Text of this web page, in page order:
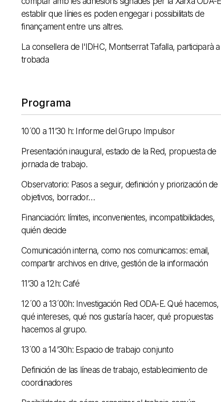
establir que línies es poden engegar i possibilitats de
finançament entre uns altres.
La consellera de l'IDHC, Montserrat Tafalla, participarà a
trobada
Programa
10´00 a 11’30 h: Informe del Grupo Impulsor
Presentación inaugural, estado de la Red, propuesta de
jornada de trabajo.
Observatorio: Pasos a seguir, definición y priorización de
objetivos, borrador…
Financiación: límites, inconvenientes, incompatibilidades,
quién decide
Comunicación interna, como nos comunicamos: email,
compartir archivos en drive, gestión de la información
11’30 a 12h: Café
12´00 a 13´00h: Investigación Red ODA-E. Qué hacemos,
qué intereses, qué nos gustaría hacer, qué propuestas
hacemos al grupo.
13´00 a 14’30h: Espacio de trabajo conjunto
Definición de las líneas de trabajo, establecimiento de
coordinadores